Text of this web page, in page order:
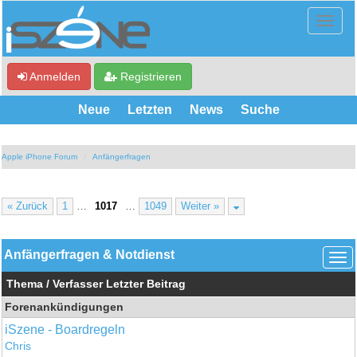
Anmelden Registrieren
Neue Letzten News Suche
Apple iPhone Forum Anfängerfragen
« Zurück 1 1017 1049 Weiter »
Anfängerfragen & Notdienst
Thema /Verfasser Letzter Beitrag
Forenankündigungen
iSzene - Boardregeln
Chris